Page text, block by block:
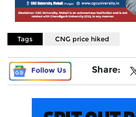
Tags CNG price hiked
Follow Us Share: